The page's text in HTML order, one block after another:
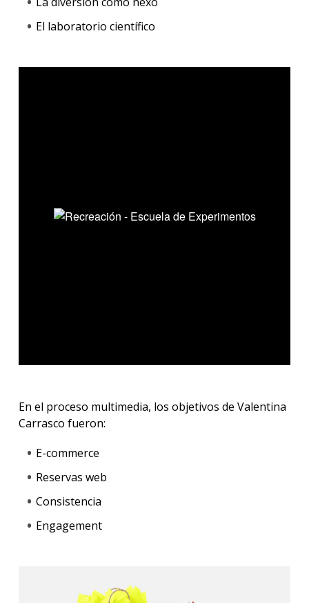
El laboratorio científico
En el proceso multimedia, los objetivos de Valentina
Carrasco fueron:
E-commerce
Reservas web
Consistencia
Engagement